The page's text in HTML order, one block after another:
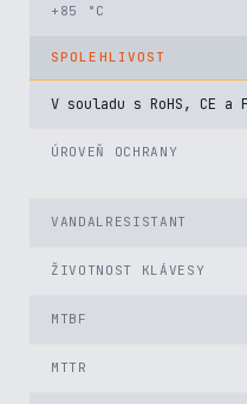
+85 °C
SPOLEHLIVOST
V souladu s RoHS, CE a
ÚROVEŇ OCHRANY
VANDALRESISTANT
ŽIVOTNOST KLÁVESY
MTBF
MTTR